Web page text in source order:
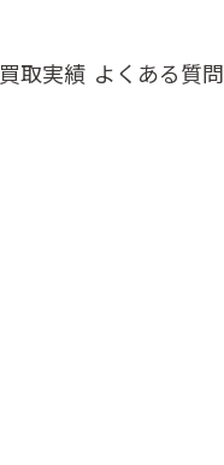
買取実績 よくある質問